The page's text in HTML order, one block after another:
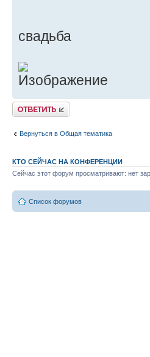
свадьба
Ответить
Вернуться в Общая тематика
КТО СЕЙЧАС НА КОНФЕРЕНЦИИ
Сейчас этот форум просматривают: нет
Список форумов